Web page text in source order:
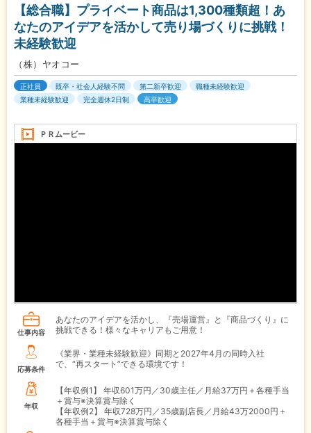
【総合職】プライベート商品は1,300種類超！あ
なたのアイデアを活かして売り場づくりに挑戦！
未経験歓迎
（株）ヤオコー
正社員 既卒・社会人経験不問 第二新卒歓迎
職種未経験歓迎
業種未経験歓迎
完全週休2日制 高卒歓迎
ＰＲムービー
仕事内容
あなたのアイデアを活かし、『売場運営』と『商品づくり』に
挑戦できる！様々なキャリアもご用意！
応募条件
《業界・業種未経験歓迎》同期と2027年4月の同時入社
で、“再スタート”できる環境です！
年収
【年収例1】
年収601万円／30歳主任／月給37万円＋各種手当
＋賞与※決算賞与除く
【年収例2】
年収728万円／35歳副店長／月給43万2000円＋
各種手当＋賞与※決算賞与除く